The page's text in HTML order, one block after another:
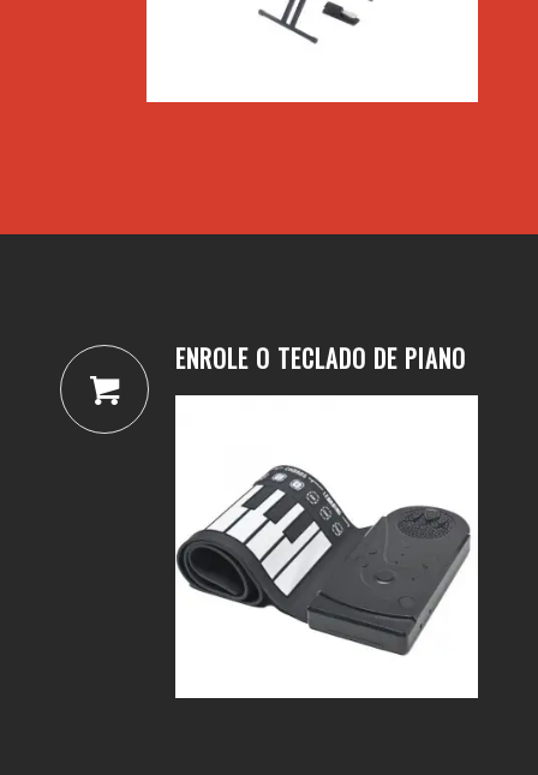
ENROLE O TECLADO DE PIANO